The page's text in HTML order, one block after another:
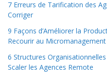
7 Erreurs de Tarification des
Corriger
9 Façons d’Améliorer la
Recourir au Micromanagement
6 Structures
Scaler les Agences Remote